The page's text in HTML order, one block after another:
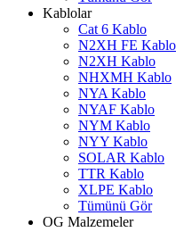
Kablolar
Cat 6 Kablo
N2XH FE Kablo
N2XH Kablo
NHXMH Kablo
NYA Kablo
NYAF Kablo
NYM Kablo
NYY Kablo
SOLAR Kablo
TTR Kablo
XLPE Kablo
Tümünü Gör
OG Malzemeler